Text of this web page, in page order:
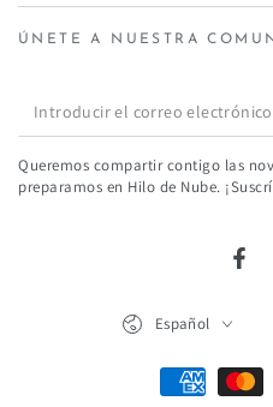
ÚNETE A NUESTRA
Introducir
el
correo
Queremos compartir contigo las
preparamos en Hilo de Nube.
Español